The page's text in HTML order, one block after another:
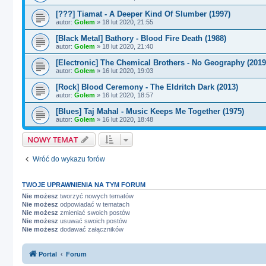
[???] Tiamat - A Deeper Kind Of Slumber (1997)
autor: Golem » 18 lut 2020, 21:55
[Black Metal] Bathory - Blood Fire Death (1988)
autor: Golem » 18 lut 2020, 21:40
[Electronic] The Chemical Brothers - No Geography
autor: Golem » 16 lut 2020, 19:03
[Rock] Blood Ceremony - The Eldritch Dark (2013)
autor: Golem » 16 lut 2020, 18:57
[Blues] Taj Mahal - Music Keeps Me Together (1975)
autor: Golem » 16 lut 2020, 18:48
NOWY TEMAT
Wróć do wykazu forów
TWOJE UPRAWNIENIA NA TYM FORUM
Nie możesz tworzyć nowych tematów
Nie możesz odpowiadać w tematach
Nie możesz zmieniać swoich postów
Nie możesz usuwać swoich postów
Nie możesz dodawać załączników
Portal Forum